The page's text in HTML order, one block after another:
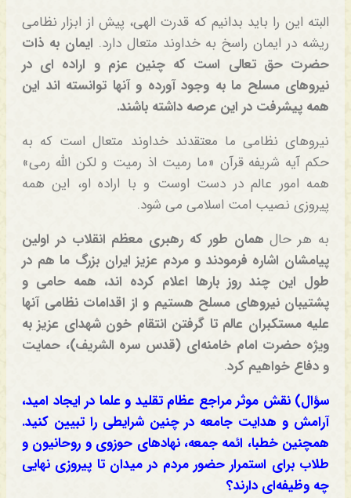
البته این را باید بدانیم که قدرت الهی، پیش از ابزار نظامی
ریشه در ایمان راسخ به خداوند متعال دارد. ایمان به ذات
حضرت حق تعالی است که چنین عزم و اراده ای در
نیروهای مسلح ما به وجود آورده و آنها توانسته اند این
همه پیشرفت در این عرصه داشته باشند.
نیروهای نظامی ما معتقدند خداوند متعال است که به
حکم آیه شریفه قرآن «ما رمیت اذ رمیت و لکن الله رمی»
همه امور عالم در دست اوست و با اراده او، این همه
پیروزی نصیب امت اسلامی می شود.
به هر حال همان طور که رهبری معظم انقلاب در اولین
پیامشان اشاره فرمودند و مردم عزیز ایران بزرگ ما هم در
طول این چند روز بارها اعلام کرده اند، همه حامی و
پشتیبان نیروهای مسلح هستیم و از اقدامات نظامی آنها
علیه مستکبران عالم تا گرفتن انتقام خون شهدای عزیز به
ویژه حضرت امام خامنه‌ای (قدس سره الشریف)، حمایت
و دفاع خواهیم کرد.
سؤال) نقش موثر مراجع عظام تقلید و علما در ایجاد امید،
آرامش و هدایت جامعه در چنین شرایطی را تبیین کنید.
همچنین خطبا، ائمه جمعه، نهادهای حوزوی و روحانیون و
طلاب برای استمرار حضور مردم در میدان تا پیروزی نهایی
چه وظیفه‌ای دارند؟